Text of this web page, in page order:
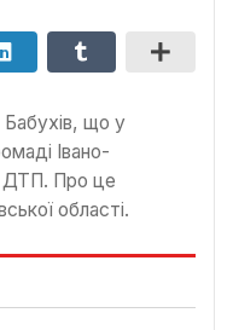
Бабухів, що у
Івано-
ДТП. Про це
області.